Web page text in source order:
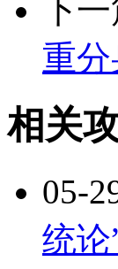
下一
重
相关
05-
统论